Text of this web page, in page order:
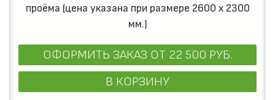
проёма (цена указана при размере 2600 х 2300
мм.)
ОФОРМИТЬ ЗАКАЗ ОТ 22 500 РУБ.
В КОРЗИНУ